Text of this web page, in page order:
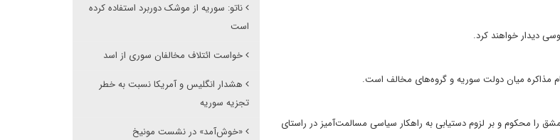
دیدار خواهند کرد.
مذاکره میان دولت سوریه و گروه‌های مخالف است.
را محکوم و بر لزوم دستیابی به راهکار سیاسی مسالمت‌آمیز در راستای
ناتو: سوریه از موشک دوربرد استفاده کرده
است
خواست‌ ائتلاف مخالفان سوری از اسد
هشدار انگلیس و آمریکا نسبت به خطر
تجزیه سوریه
«خوش‌آمد» در نشست مونیخ